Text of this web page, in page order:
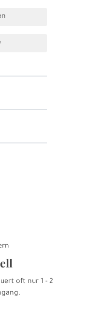
oft nur 1 - 2